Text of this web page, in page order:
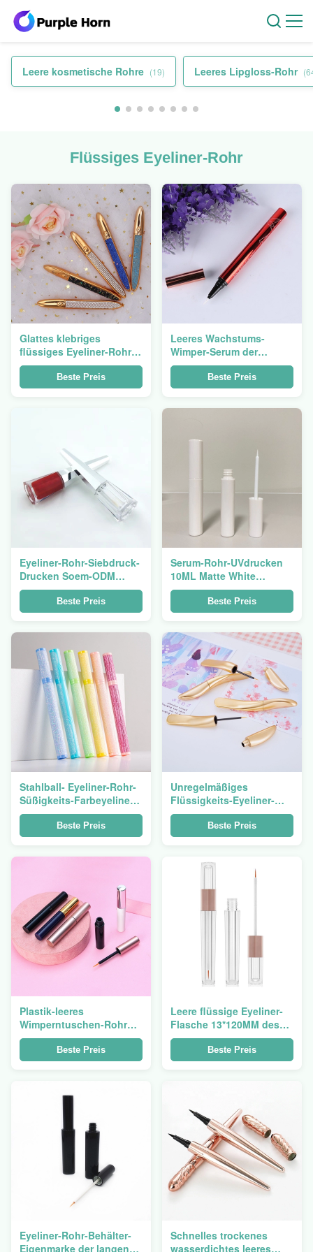
Leere kosmetische Rohre (19) Leeres Lipgloss-Rohr
Flüssiges Eyeliner-Rohr
Glattes klebriges
flüssiges Eyeliner-Rohr
6.5ml Rose Gold Eyelash
Glue BottleBeste Preis
Leeres Wachstums-
Wimper-Serum der
Augenbrauen-5ml füllt
Goldrote kosmetische
Verpackung ab
Beste Preis
Eyeliner-Rohr-Siebdruck-
Drucken Soem-ODM
weißes rundes flüssiges
Beste Preis
Serum-Rohr-UVdrucken
10ML Matte White
Eyelash Glue Eyelash
Beste Preis
Stahlball- Eyeliner-Rohr-
Süßigkeits-Farbeyeliner-
Behälter leer
Beste Preis
Unregelmäßiges
Flüssigkeits-Eyeliner-
Rohr-leere Wimper-
Serum-Flaschen des
Gold1ml
Beste Preis
Plastik-leeres
Wimperntuschen-Rohr
PETG 5ML mit Bürsten-
kundenspezifischem
Logo
Beste Preis
Leere flüssige Eyeliner-
Flasche 13*120MM des
Quadrat-Acryl-freien
Raumes 3MLBeste Preis
Eyeliner-Rohr-Behälter-
Eigenmarke der langen
Schnelles trockenes
wasserdichtes leeres